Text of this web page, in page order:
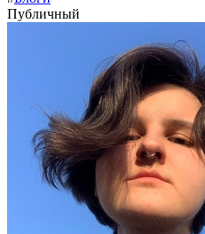
Публичный